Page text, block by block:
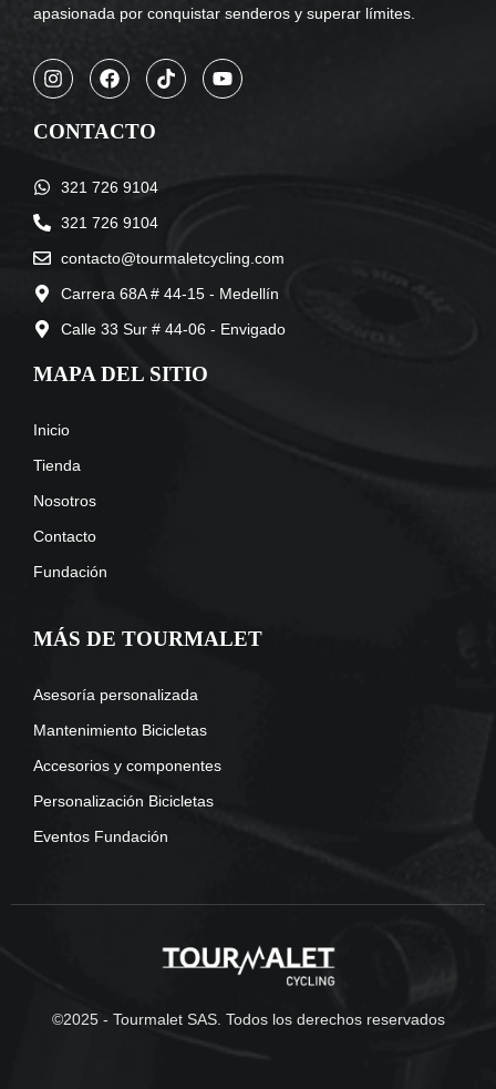
apasionada por conquistar senderos y superar límites.
CONTACTO
321 726 9104
321 726 9104
contacto@tourmaletcycling.com
Carrera 68A # 44-15 - Medellín
Calle 33 Sur # 44-06 - Envigado
MAPA DEL SITIO
Inicio
Tienda
Nosotros
Contacto
Fundación
MÁS DE TOURMALET
Asesoría personalizada
Mantenimiento Bicicletas
Accesorios y componentes
Personalización Bicicletas
Eventos Fundación
©2025 - Tourmalet SAS. Todos los derechos reservados